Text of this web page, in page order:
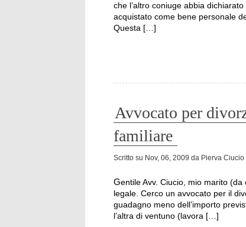
che l’altro coniuge abbia
acquistato come bene personale
Questa […]
Avvocato per
familiare
Scritto su Nov, 06, 2009 da Pierva Ciucio
Gentile Avv. Ciucio, mio marito (da cui sono separata) mi ha fatto inviare una lettera dal proprio
legale. Cerco un avvocato per il
guadagno meno dell’importo
l’altra di ventuno (lavora […]